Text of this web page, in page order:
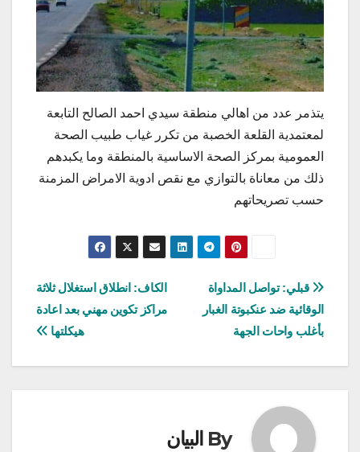
يتذمر عدد من اهالي منطقة سيدي احمد الصالح التابعة
لمعتمدية القلعة الخصبة من تكرر غياب طبيب الصحة
العمومية بمركز الصحة الاساسية بالمنطقة وما يكبدهم
ذلك من معاناة بالتوازي مع نقص ادوية الامراض المزمنة
حسب تصريحاتهم
تصفّح
المقالات
الكاف: انطلاق استغلال ثلاثة
مراكز تكوين مهني بعد اعادة
هيكلتها
قبلي: تواصل المداواة
الوقائية ضد عنكبوتة الغبار
بأغلب واحات الجهة
By البيان